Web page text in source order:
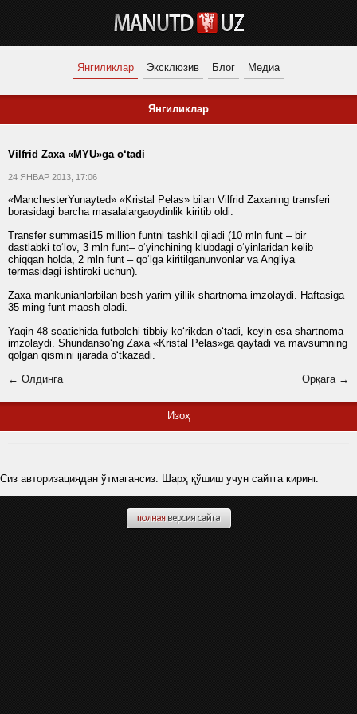
Янгиликлар Эксклюзив Блог Медиа
Янгиликлар
Vilfrid Zaxa «MYU»ga o‘tadi
24 ЯНВАР 2013, 17:06
«ManchesterYunayted» «Kristal Pelas» bilan Vilfrid Zaxaning transferi
borasidagi barcha masalalargaoydinlik kiritib oldi.
Transfer summasi15 million funtni tashkil qiladi (10 mln funt – bir
dastlabki to‘lov, 3 mln funt– o‘yinchining klubdagi o‘yinlaridan kelib
chiqqan holda, 2 mln funt – qo‘lga kiritilganunvonlar va Angliya
termasidagi ishtiroki uchun).
Zaxa mankunianlarbilan besh yarim yillik shartnoma imzolaydi. Haftasiga
35 ming funt maosh oladi.
Yaqin 48 soatichida futbolchi tibbiy ko‘rikdan o‘tadi, keyin esa shartnoma
imzolaydi. Shundanso‘ng Zaxa «Kristal Pelas»ga qaytadi va mavsumning
qolgan qismini ijarada o‘tkazadi.
← Олдинга
Орқага →
Изоҳ
Сиз авторизациядан ўтмагансиз. Шарҳ қўшиш учун сайтга киринг.